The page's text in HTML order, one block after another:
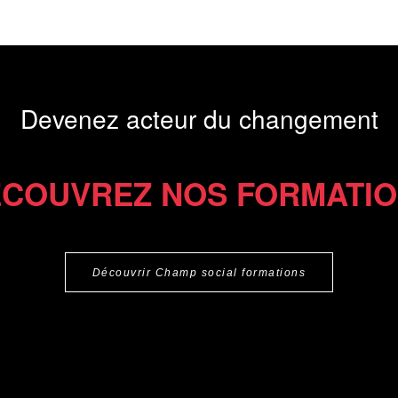
Devenez acteur du changement
NOS
Découvrir Champ social formations